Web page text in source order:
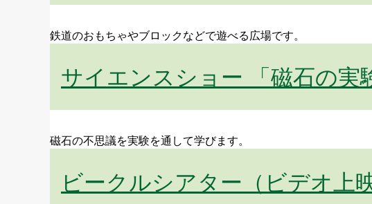
鉄道のおもちゃやブロックなどで遊べる広場です。
サイエンスショー 「磁石の実
磁石の不思議を実験を通して学びます。
ビークルシアター（ビデオ上